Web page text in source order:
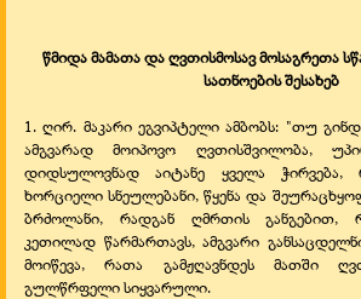
წმიდა მამათა და ღვთისმოსავ მოსაგრეთა
სათნოების შესახებ
1. ღირ. მაკარი ეგვიპტელი ამბობს: "თუ
ამგვარად მოიპოვო ღვთისშვილობა,
დიდსულოვნად აიტანე ყველა ჭირვება,
ხორციელი სნეულებანი, წყენა და
ბრძოლანი, რადგან ღმრთის განგებით,
კეთილად წარმართავს, ამგვარი
მოიწევა, რათა გამჟღავნდეს მათში
გულწრფელი სიყვარული.